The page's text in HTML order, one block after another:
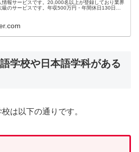
情報サービスです。20,000名以上が登録しており業界
級のサービスです。年収500万円・年間休日130日な
学校や日本語学科がある
は以下の通りです。